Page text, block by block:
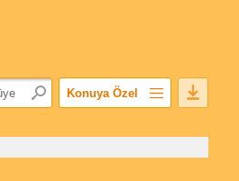
Konuya Özel